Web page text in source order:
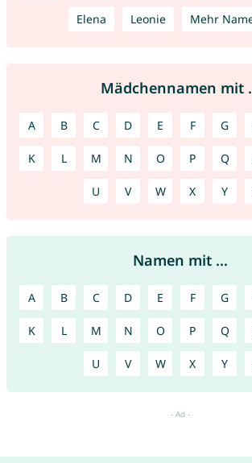
Elena Leonie Mehr
Mädchennamen mit
A B C D E F G
K L M N O P Q
U V W X Y
Namen mit ...
A B C D E F G
K L M N O P Q
U V W X Y